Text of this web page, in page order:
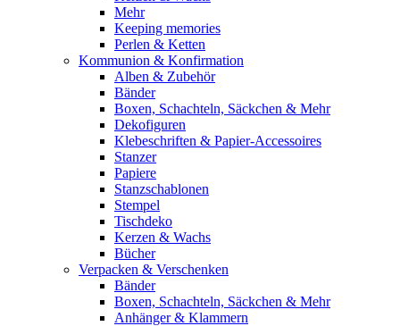
Mehr
Keeping memories
Perlen & Ketten
Kommunion & Konfirmation
Alben & Zubehör
Bänder
Boxen, Schachteln, Säckchen & Mehr
Dekofiguren
Klebeschriften & Papier-Accessoires
Stanzer
Papiere
Stanzschablonen
Stempel
Tischdeko
Kerzen & Wachs
Bücher
Verpacken & Verschenken
Bänder
Boxen, Schachteln, Säckchen & Mehr
Anhänger & Klammern